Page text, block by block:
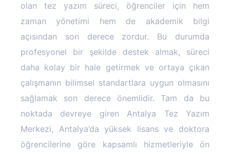
olan tez yazım süreci, öğrenciler için hem
zaman yönetimi hem de akademik bilgi
açısından son derece zordur. Bu durumda
profesyonel bir şekilde destek almak, süreci
daha kolay bir hale getirmek ve ortaya çıkan
çalışmanın bilimsel standartlara uygun olmasını
sağlamak son derece önemlidir. Tam da bu
noktada devreye giren Antalya Tez Yazım
Merkezi, Antalya’da yüksek lisans ve doktora
öğrencilerine göre kapsamlı hizmetleriyle ön